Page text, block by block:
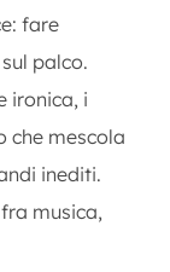
fare
palco.
ironica, i
che mescola
inediti.
musica,